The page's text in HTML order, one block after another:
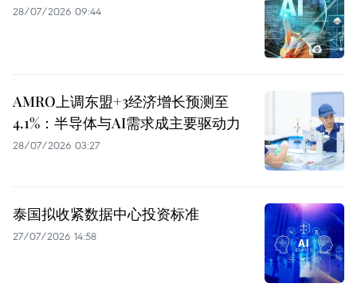
28/07/2026 09:44
AMRO上调东盟+3经济增长预测至
4.1%：半导体与AI需求成主要驱动力
28/07/2026 03:27
泰国拟收紧数据中心投资标准
27/07/2026 14:58